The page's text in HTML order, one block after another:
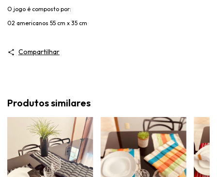
O jogo é composto por:
02 americanos 55 cm x 35 cm
Compartilhar
Produtos similares